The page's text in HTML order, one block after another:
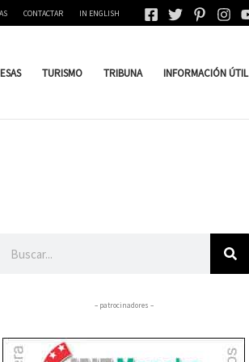
CONTACTAR IN ENGLISH
TURISMO TRIBUNA INFORMACIÓN ÚTIL
– patrocinadores –